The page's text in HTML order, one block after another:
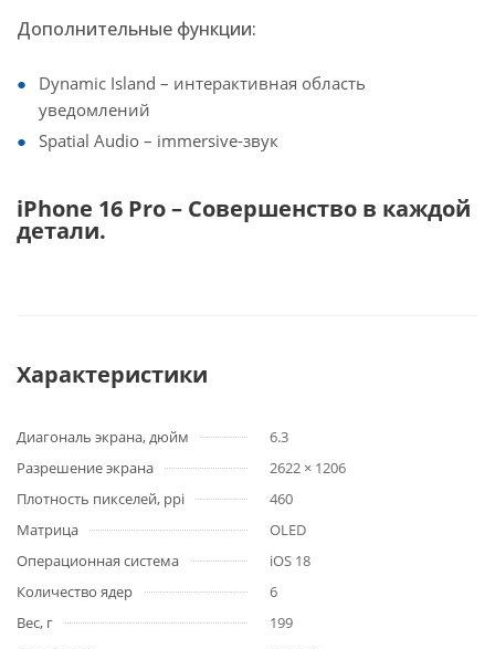
Дополнительные функции:
Dynamic Island – интерактивная область
уведомлений
Spatial Audio – immersive-звук
iPhone 16 Pro – Совершенство в каждой
детали.
Характеристики
Диагональ экрана, дюйм
6.3
Разрешение экрана
2622 × 1206
Плотность пикселей, ppi
460
Матрица
OLED
Операционная система
iOS 18
Количество ядер
6
Вес, г
199